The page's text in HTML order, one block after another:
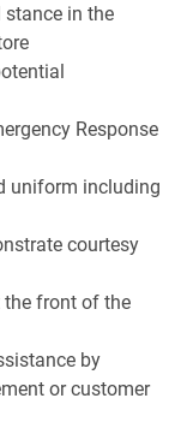
in the
Response
uniform including
courtesy
front of the
by
or customer